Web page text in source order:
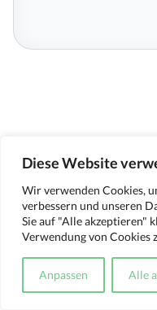
Diese Website
Wir verwenden Cookies,
verbessern und unseren
Sie auf "Alle akzeptieren"
Verwendung von Cookies
Anpassen Alle
Kontakt